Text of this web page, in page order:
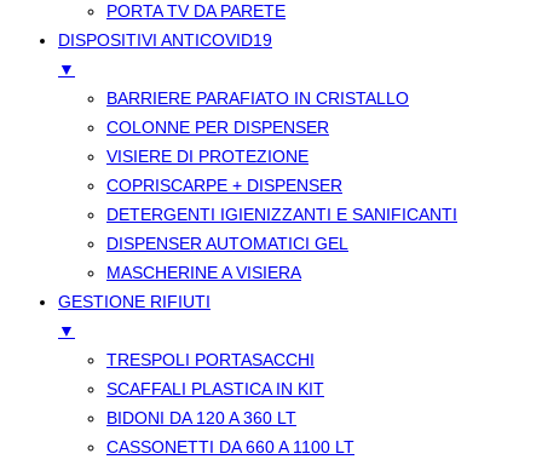
PORTA TV DA PARETE
DISPOSITIVI ANTICOVID19
▼
BARRIERE PARAFIATO IN CRISTALLO
COLONNE PER DISPENSER
VISIERE DI PROTEZIONE
COPRISCARPE + DISPENSER
DETERGENTI IGIENIZZANTI E SANIFICANTI
DISPENSER AUTOMATICI GEL
MASCHERINE A VISIERA
GESTIONE RIFIUTI
▼
TRESPOLI PORTASACCHI
SCAFFALI PLASTICA IN KIT
BIDONI DA 120 A 360 LT
CASSONETTI DA 660 A 1100 LT